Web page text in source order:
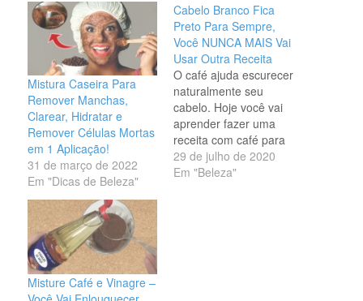
Mistura Caseira Para
Remover Manchas,
Clarear, Hidratar e
Remover Células Mortas
em 1 Aplicação!
31 de março de 2022
Em "Dicas de Beleza"
Cabelo Branco Fica
Preto Para Sempre,
Você NUNCA MAIS Vai
Usar Outra Receita
O café ajuda escurecer
naturalmente seu
cabelo. Hoje você vai
aprender fazer uma
receita com café para
pintar seu cabelo e
acabar com os cabelos
29 de julho de 2020
Em "Beleza"
Misture Café e Vinagre –